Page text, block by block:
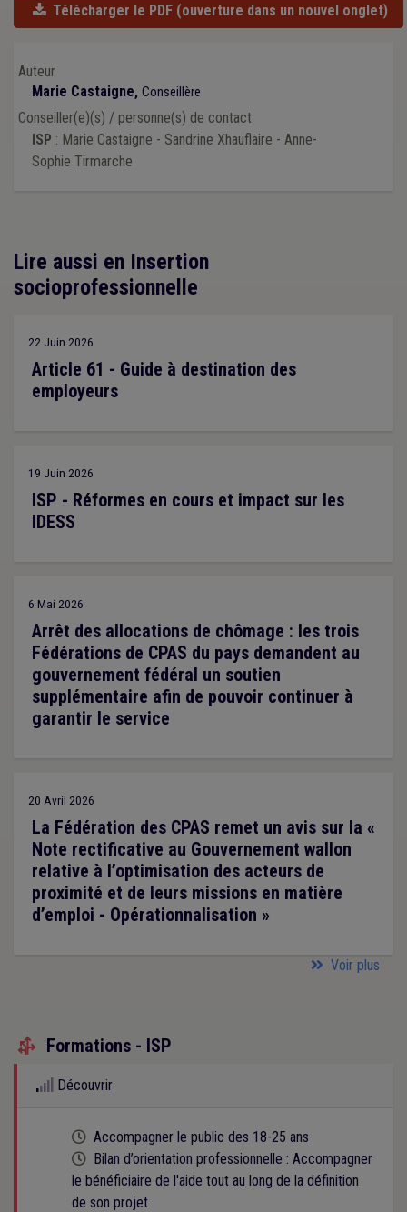
Télécharger le PDF (ouverture dans un nouvel onglet)
Auteur
Marie Castaigne, Conseillère
Conseiller(e)(s) / personne(s) de contact
ISP : Marie Castaigne - Sandrine Xhauflaire - Anne-
Sophie Tirmarche
Lire aussi en Insertion
socioprofessionnelle
22 Juin 2026
Article 61 - Guide à destination des
employeurs
19 Juin 2026
ISP - Réformes en cours et impact sur les
IDESS
6 Mai 2026
Arrêt des allocations de chômage : les trois
Fédérations de CPAS du pays demandent au
gouvernement fédéral un soutien
supplémentaire afin de pouvoir continuer à
garantir le service
20 Avril 2026
La Fédération des CPAS remet un avis sur la «
Note rectificative au Gouvernement wallon
relative à l’optimisation des acteurs de
proximité et de leurs missions en matière
d’emploi - Opérationnalisation »
Voir plus
 Formations - ISP
Découvrir
Cette formation est programmée
Accompagner le public des 18-25 ans
Cette formation est programmée
Bilan d’orientation professionnelle : Accompagner
le bénéficiaire de l'aide tout au long de la définition
de son projet